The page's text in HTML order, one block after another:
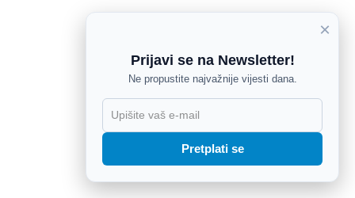
×
Prijavi se na Newsletter!
Ne propustite najvažnije vijesti dana.
Pretplati se